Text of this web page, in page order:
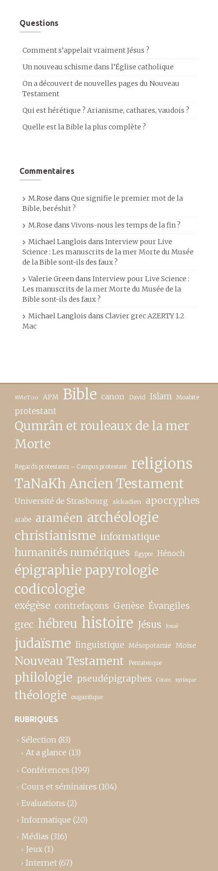
Questions
Comment s’appelait vraiment Jésus ?
Un nouveau schisme dans l’Église catholique
On a découvert de nouvelles pages du Nouveau
Testament
Qui est hérétique ? Arianisme, cathares, vaudois ?
Quelle est la Bible la plus complète ?
Commentaires
M.Rose dans Que signifie le premier mot de la
Bible, beréshit ?
M.Rose dansVivons-nous les temps de la fin ?
Michael Langlois dans Interview pour Live
Science : Les manuscrits de la mer Morte du Musée
de la Bible sont-ils des faux ?
Valerie Greendans Interview pour Live Science :
Les manuscrits de la mer Morte du Musée de la
Bible sont-ils des faux ?
Michael Langlois dans Clavier grec AZERTY 1.2
Mac
#MeToo APM Bible canon David Islam Moabite
protestant
Qumrân et rouleaux de la mer
Morte
Regards protestants – Campus protestant religions
TaNaKh Ancien Testament
Université de Strasbourg akkadien apocryphes
arabe araméen archéologie
christianisme informatique
humanités numériques Égypte Hénoch
épigraphie papyrologie
codicologie
exégèse contrefaçons Genèse Évangiles
grec hébreu histoire Jésus Josué
judaïsme linguistique Mésopotamie Moïse
Nouveau Testament Pentateuque
philologie pseudépigraphes Coran syriaque
théologie ougaritique
RUBRIQUES
Sélection (83)
At a glance (13)
Conférences (199)
Cours et séminaires (104)
Evaluations (2)
Informatique (20)
Médias (316)
Jeux (1)
Internet (67)